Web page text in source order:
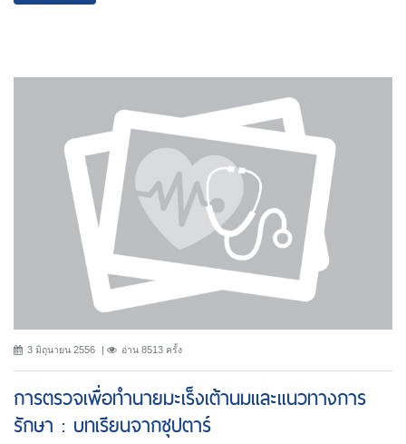
3 มิถุนายน 2556 อ่าน 8513 ครั้ง
การตรวจเพื่อทำนายมะเร็งเต้านมและแนวทางการ
รักษา : บทเรียนจากซุปตาร์